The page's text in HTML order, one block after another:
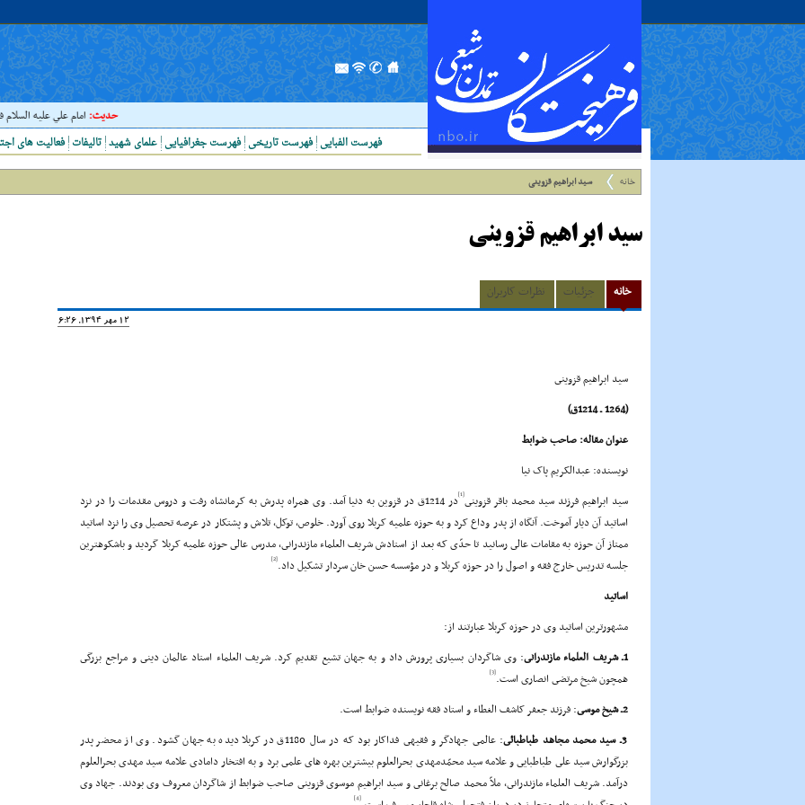
امام علي عليه السلام
فعالیت های تالیفات علمای شهید فهرست جغرافیایی فهرست تاریخی فهرست الفبایی
خانه سید ابراهیم قزوینی
سید ابراهیم قزوینی
خانه جزئیات نظرات کاربران
12 مهر 1394, 16:26
سید ابراهیم قزوینى
(1264 ـ 1214ق)
عنوان مقاله: صاحب ضوابط
نویسنده: عبدالکریم پاک نیا
سید ابراهیم فرزند سید محمد باقر قزوینى[1]
در 1214ق در قزوین به دنیا آمد. وى همراه پدرش به کرمانشاه رفت و دروس مقدمات را در نزد
اساتید آن دیار آموخت. آنگاه از پدر وداع کرد و به حوزه علمیه کربلا روى آورد. خلوص، توکل، تلاش و پشتکار در عرصه تحصیل وى را نزد اساتید
ممتاز آن حوزه به مقامات عالى رسانید تا حدّى که بعد از استادش شریف العلماء مازندرانى، مدرس عالى حوزه علمیه کربلا گردید و باشکوهترین
جلسه تدریس خارج فقه و اصول را در حوزه کربلا و در مؤسسه حسن خان سردار تشکیل داد.[2]
اساتید
مشهورترین اساتید وى در حوزه کربلا عبارتند از:
1ـ شریف العلماء مازندرانى
: وى شاگردان بسیارى پرورش داد و به جهان تشیع تقدیم کرد. شریف العلماء استاد عالمان دینى و مراجع بزرگى
همچون شیخ مرتضى انصارى است.[3]
2ـ شیخ موسى
: فرزند جعفر کاشف الغطاء و استاد فقه نویسنده ضوابط است.
3ـ سید محمد مجاهد طباطبائى
: عالمى جهادگر و فقیهى فداکار بود که در سال 1180ق در کربلا دیده به جهان گشود. وى از محضر پدر
بزرگوارش سید على طباطبایى و علامه سید محمّدمهدى بحرالعلوم بیشترین بهره هاى علمى برد و به افتخار دامادى علامه سید مهدى بحرالعلوم
درآمد. شریف العلماء مازندرانى، ملاّ محمد صالح برغانى و سید ابراهیم موسوى قزوینى صاحب ضوابط از شاگردان معروف وى بودند. جهاد وى
[4]